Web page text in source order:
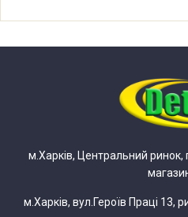
LG V-C7143HTR.RIGA
LG V-C7145HT
LG V-
м.Харків, Центральний ринок,
м.Харків, вул.Героїв Праці 13,